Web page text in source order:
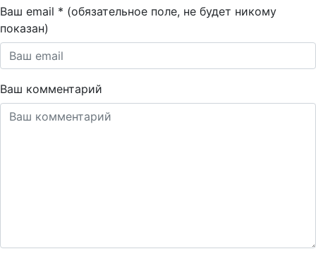
Ваш email * (обязательное поле, не будет никому
показан)
Ваш комментарий